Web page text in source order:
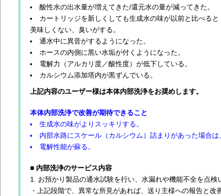
酸性水の出水量が増えてきた/還元水の量が減ってきた。
カートリッジを新しくしても生成水の味が以前と比べると
美味しくない、臭いがする。
通水中に異音がするようになった。
ホースの内側に黒い水垢が付くようになった。
電解力（アルカリ度／酸性度）が低下している。
カルシウム添加塔内が黒ずんでいる。
上記内容のユーザー様は本体内部洗浄をお奨めします。
本体内部洗浄で改善が期待できること
生成水の味がよりスッキリする。
内部水路にスケール（カルシウム）詰まりがあった場合
電解性能が蘇る。
■ 内部洗浄のサービス内容
お預かり製品の通水試験を行い、水漏れや機能不全を点検
・上記段階で、異常な所見があれば、送り主様への報告と